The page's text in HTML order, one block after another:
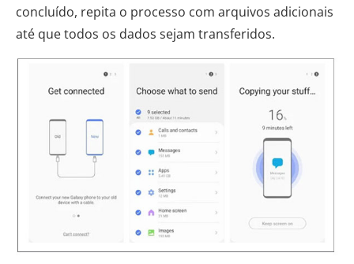
concluído, repita o processo com arquivos adicionais
até que todos os dados sejam transferidos.